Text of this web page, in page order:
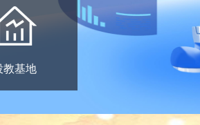
教基地